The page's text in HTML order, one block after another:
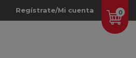
0
Regístrate/Mi cuenta